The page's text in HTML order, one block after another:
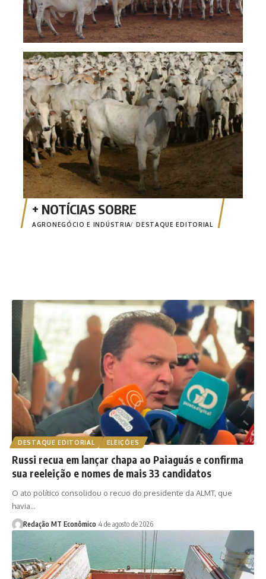
AGRONEGÓCIO E INDÚSTRIA DESTAQUE EDITORIAL
DESTAQUE EDITORIAL ELEIÇÕES
Russi recua em lançar chapa ao Paiaguás e confirma
sua reeleição e nomes de mais 33 candidatos
O ato político consolidou o recuo do presidente da ALMT, que
havia…
Redação MT Econômico 4 de agosto de 2026